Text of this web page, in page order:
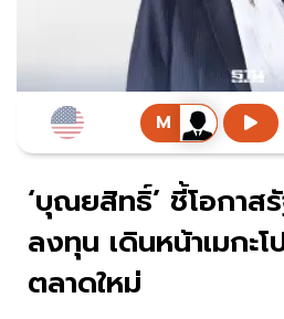
‘บุณยสิทธิ์’ ชี้โอกาส
ลงทุน เดินหน้าเมกะ
ตลาดใหม่